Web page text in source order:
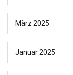
März 2025
Januar 2025